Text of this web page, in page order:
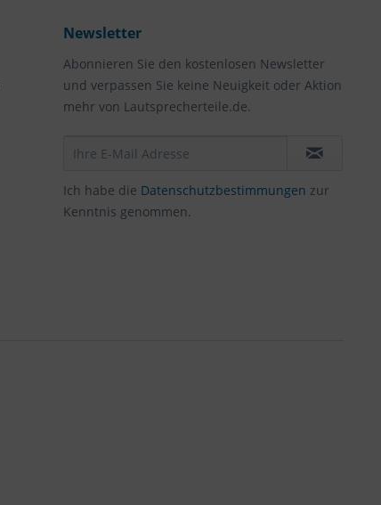
Newsletter
Abonnieren Sie den kostenlosen Newsletter
und verpassen Sie keine Neuigkeit oder Aktion
mehr von Lautsprecherteile.de.
Ich habe die Datenschutzbestimmungen zur
Kenntnis genommen.